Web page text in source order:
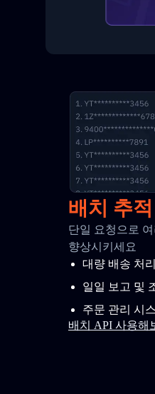
배치 추적
단일 요청으로
향상시키세요
대량 배송 처리
일일 보고 및
주문 관리 시
배치 API 사용해